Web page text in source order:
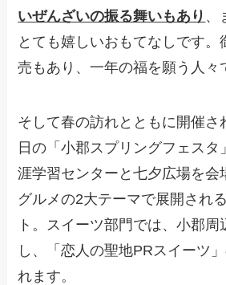
いぜんざいの振る舞いもあり 、
とても嬉しいおもてなしです。
売もあり、一年の福を願う人々
そして春の訪れとともに開催さ
日の「小郡スプリングフェスタ
涯学習センターと七夕広場を会
グルメの2大テーマで展開され
ト。スイーツ部門では、小郡
し、「恋人の聖地PRスイーツ
れます。